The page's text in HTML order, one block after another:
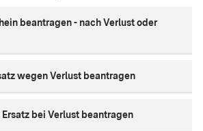
beantragen - nach Verlust oder
wegen Verlust beantragen
bei Verlust beantragen